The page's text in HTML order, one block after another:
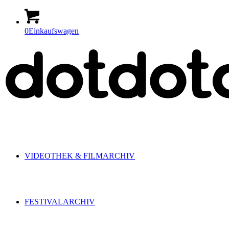
0Einkaufswagen
VIDEOTHEK & FILMARCHIV
FESTIVALARCHIV